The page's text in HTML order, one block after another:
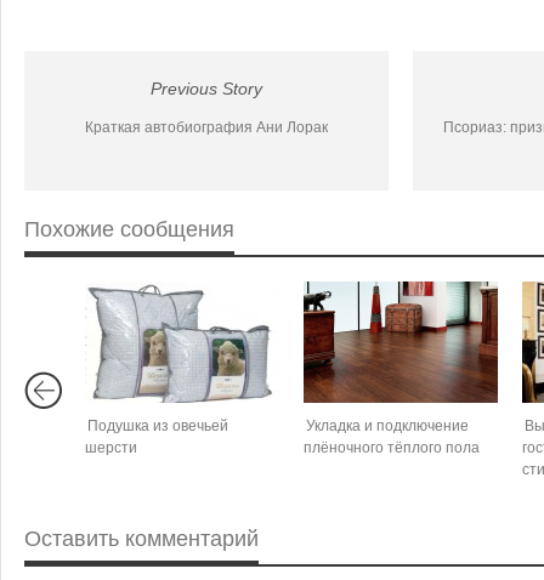
Previous Story
Краткая автобиография Ани Лорак Псориаз:
Похожие сообщения
Подушка из овечьей
шерсти
Укладка и подключение
плёночного тёплого пола
Оставить комментарий